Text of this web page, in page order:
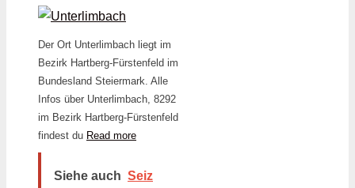
Der Ort Unterlimbach liegt im
Bezirk Hartberg-Fürstenfeld im
Bundesland Steiermark. Alle
Infos über Unterlimbach, 8292
im Bezirk Hartberg-Fürstenfeld
findest du Read more
Siehe auch Seiz